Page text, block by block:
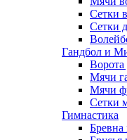
Сетки
Сетки
Гандбол и
Ворота
Мячи
Мячи
Сетки
Гимнастика
Бревна